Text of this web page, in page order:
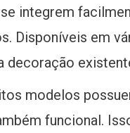
integrem
Disponíveis em
decoração
modelos
funcional.